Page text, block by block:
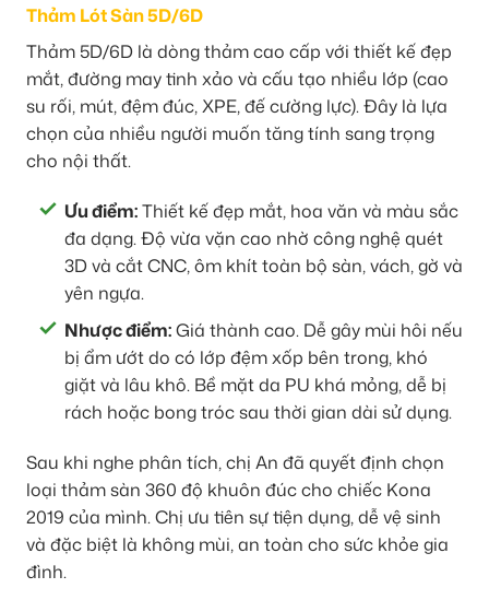
Thảm Lót Sàn 5D/6D
Thảm 5D/6D là dòng thảm cao cấp với thiết kế đẹp
mắt, đường may tinh xảo và cấu tạo nhiều lớp (cao
su rối, mút, đệm đúc, XPE, đế cường lực). Đây là lựa
chọn của nhiều người muốn tăng tính sang trọng
cho nội thất.
Ưu điểm:Thiết kế đẹp mắt, hoa văn và màu sắc
đa dạng. Độ vừa vặn cao nhờ công nghệ quét
3D và cắt CNC, ôm khít toàn bộ sàn, vách, gờ và
yên ngựa.
Nhược điểm:Giá thành cao. Dễ gây mùi hôi nếu
bị ẩm ướt do có lớp đệm xốp bên trong, khó
giặt và lâu khô. Bề mặt da PU khá mỏng, dễ bị
rách hoặc bong tróc sau thời gian dài sử dụng.
Sau khi nghe phân tích, chị An đã quyết định chọn
loại thảm sàn 360 độ khuôn đúc cho chiếc Kona
2019 của mình. Chị ưu tiên sự tiện dụng, dễ vệ sinh
và đặc biệt là không mùi, an toàn cho sức khỏe gia
đình.